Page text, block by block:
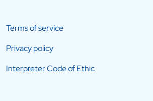
Terms of service
Privacy policy
Interpreter Code of Ethic